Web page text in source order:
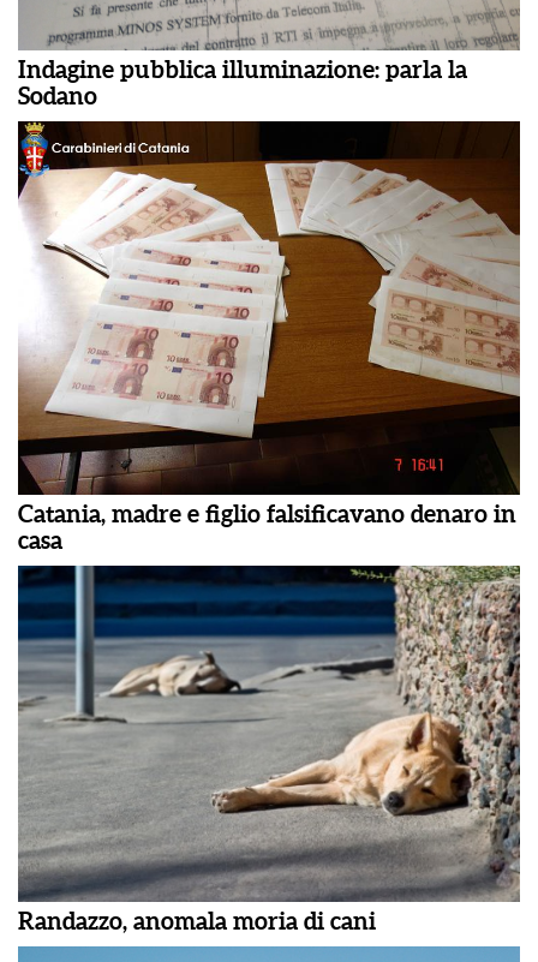
Indagine pubblica illuminazione: parla la
Sodano
Catania, madre e figlio falsificavano denaro in
casa
Randazzo, anomala moria di cani